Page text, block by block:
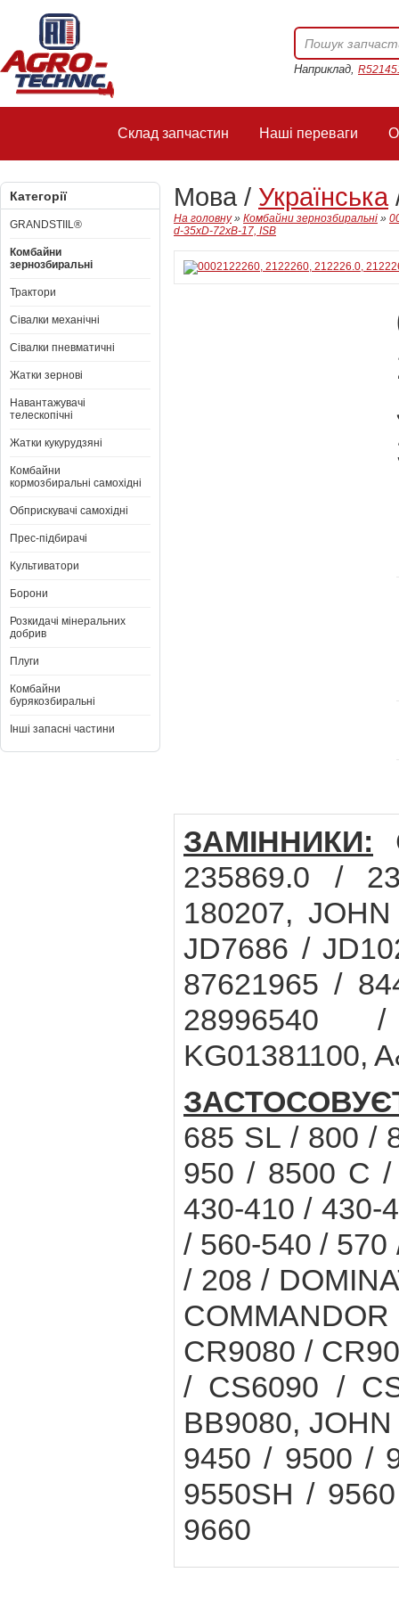
Наприклад,
Склад запчастин Наші переваги
Категорії
GRANDSTIIL®
Комбайни
зернозбиральні
Трактори
Сівалки механічні
Сівалки пневматичні
Жатки зернові
Навантажувачі
телескопічні
Жатки кукурудзяні
Комбайни
кормозбиральні самохідні
Обприскувачі самохідні
Прес-підбирачі
Культиватори
Борони
Розкидачі мінеральних
добрив
Плуги
Комбайни
бурякозбиральні
Інші запасні частини
Мова / Українська
На головну» Комбайни зернозбиральні »
d-35xD-72xB-17, ISB
ЗАМІННИКИ:
235869.0 /
180207,
JD7686 /
87621965 /
28996540 /
KG01381100,
685 SL / 800 /
950 / 8500 C
430-410 / 430-
/ 560-540 / 570
/ 208 /
CR9080 /
/ CS6090 /
BB9080,
9450 / 9500 /
9550SH /
9660